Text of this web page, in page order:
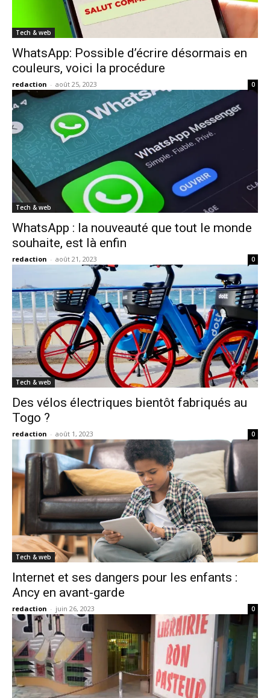
Tech & web
WhatsApp: Possible d’écrire désormais en
couleurs, voici la procédure
redaction - août 25, 2023 0
Tech & web
WhatsApp : la nouveauté que tout le monde
souhaite, est là enfin
redaction - août 21, 2023 0
Tech & web
Des vélos électriques bientôt fabriqués au
Togo ?
redaction - août 1, 2023 0
Tech & web
Internet et ses dangers pour les enfants :
Ancy en avant-garde
redaction - juin 26, 2023 0